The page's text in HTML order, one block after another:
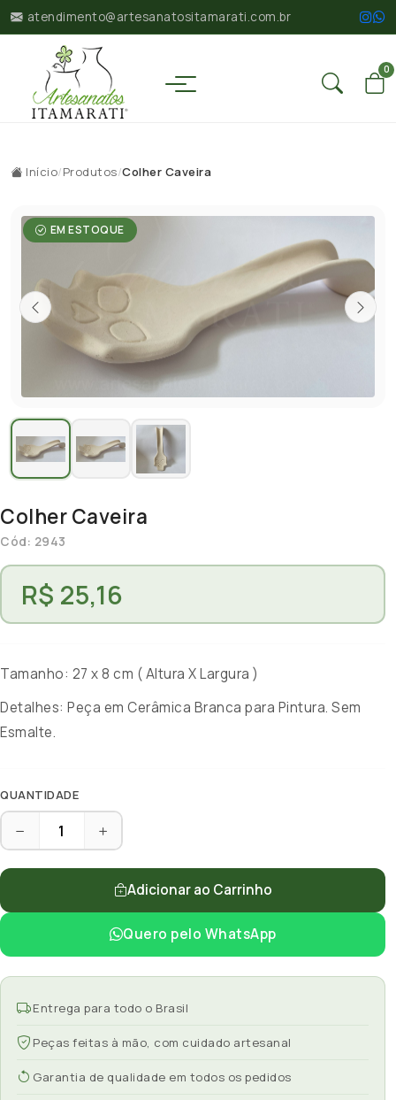
atendimento@artesanatositamarati.com.br
0
Início/Produtos/Colher Caveira
EM ESTOQUE
Colher Caveira
Cód: 2943
R$ 25,16
Tamanho: 27 x 8 cm ( Altura X Largura )
Detalhes: Peça em Cerâmica Branca para Pintura. Sem
Esmalte.
QUANTIDADE
Adicionar ao Carrinho
Quero pelo WhatsApp
Entrega para todo o Brasil
Peças feitas à mão, com cuidado artesanal
Garantia de qualidade em todos os pedidos